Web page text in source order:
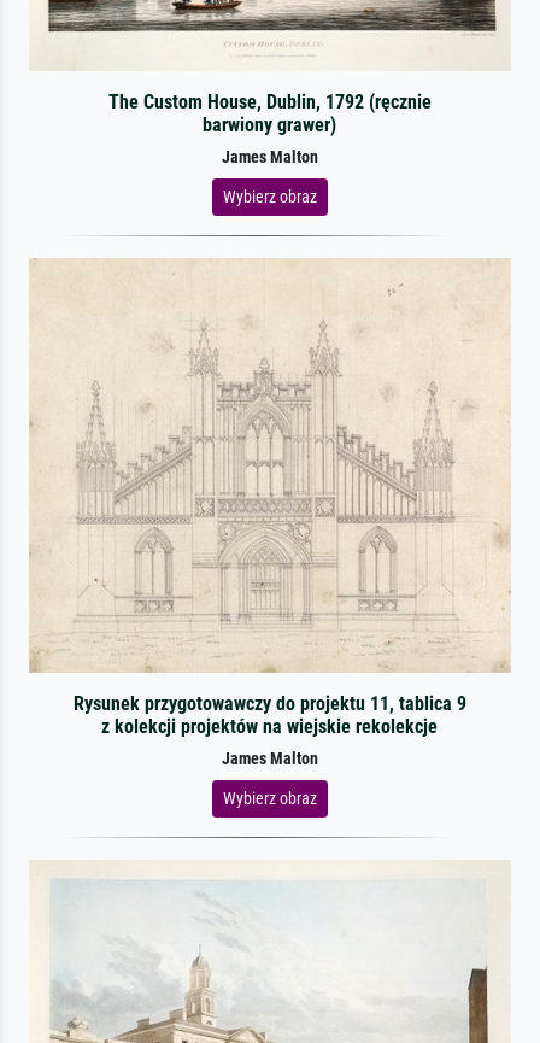
The Custom House, Dublin, 1792 (ręcznie
barwiony grawer)
James Malton
Wybierz obraz
Rysunek przygotowawczy do projektu 11, tablica 9
z kolekcji projektów na wiejskie rekolekcje
James Malton
Wybierz obraz